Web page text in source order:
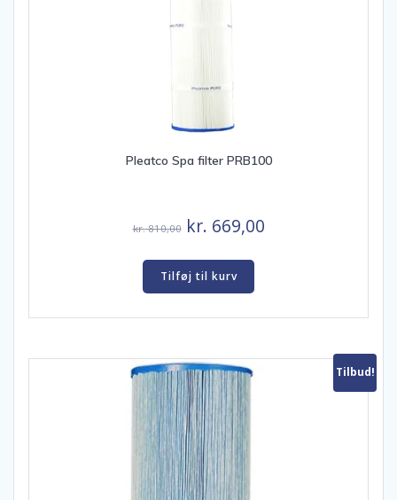
Pleatco Spa filter PRB100
kr.810,00 Den
pris
var:
kr. 810,00.
kr. 669,00Den
kr. 669,00.
Tilføj til kurv
Tilbud!